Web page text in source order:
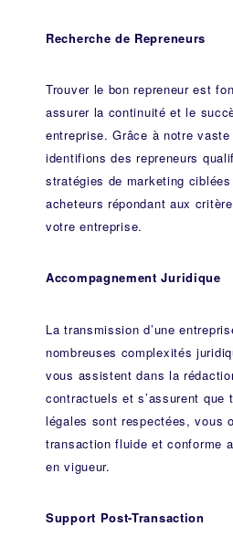
Recherche de Repreneurs
Trouver le bon repreneur est
assurer la continuité et le
entreprise. Grâce à notre
identifions des repreneurs
stratégies de marketing
acheteurs répondant aux
votre entreprise.
Accompagnement Juridique
La transmission d’une
nombreuses complexités
vous assistent dans la
contractuels et s’assurent que
légales sont respectées, vous
transaction fluide et conforme
en vigueur.
Support Post-Transaction